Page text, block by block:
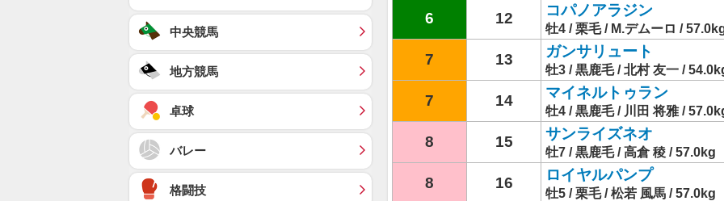
6 12 コパノアラジン
牡4 / 栗毛 / M.デムーロ /
7 13 ガンサリュート
牡3 / 黒鹿毛 / 北村 友一 /
7 14 マイネルトゥラン
牡4 / 黒鹿毛 / 川田 将雅 /
8 15 サンライズネオ
牡7 / 黒鹿毛 / 高倉 稜 / 57.0kg
8 16 ロイヤルパンプ
牡5 / 栗毛 / 松若 風馬 / 57.0kg
中央競馬
地方競馬
卓球
バレー
格闘技